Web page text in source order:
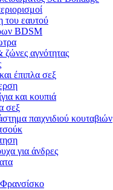
του εαυτού
BDSM
αγνότητας
έπιπλα σεξ
και κουπιά
σεξ
παιχνιδιού κουταβιών
για άνδρες